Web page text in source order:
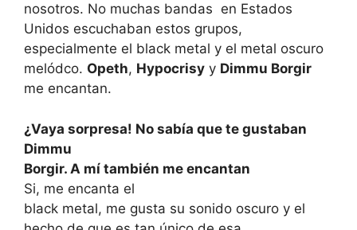
nosotros. No muchas bandas en Estados
Unidos escuchaban estos grupos,
especialmente el black metal y el metal oscuro
melódco. Opeth, Hypocrisy y Dimmu Borgir
me encantan.
¿Vaya sorpresa! No sabía que te gustaban
Dimmu
Borgir. A mí también me encantan
Si, me encanta el
black metal, me gusta su sonido oscuro y el